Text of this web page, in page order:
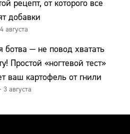
рецепт, от которого все
добавки
августа
ботва — не повод хватать
Простой «ногтевой тест»
ваш картофель от гнили
3 августа